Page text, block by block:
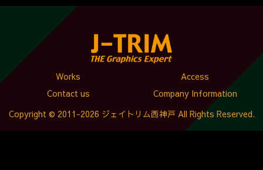
Works
Access
Contact us
Company Information
Copyright © 2011-2026 ジェイトリム西神戸 All Rights Reserved.